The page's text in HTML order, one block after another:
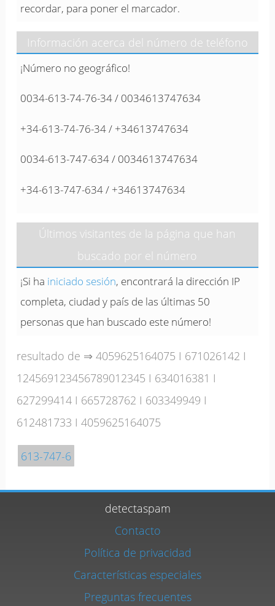
recordar, para poner el marcador.
Información acerca del número de teléfono
¡Número no geográfico!
0034-613-74-76-34 / 0034613747634
+34-613-74-76-34 / +34613747634
0034-613-747-634 / 0034613747634
+34-613-747-634 / +34613747634
Últimos visitantes de la página que han
buscado por el número
¡Si ha iniciado sesión, encontrará la dirección IP
completa, ciudad y país de las últimas 50
personas que han buscado este número!
resultado de ⇒4059625164075 I 671026142 I
124569123456789012345 I 634016381 I
627299414 I 665728762 I 603349949 I
612481733 I4059625164075
613-747-6
detectaspam
Contacto
Política de privacidad
Características especiales
Preguntas frecuentes